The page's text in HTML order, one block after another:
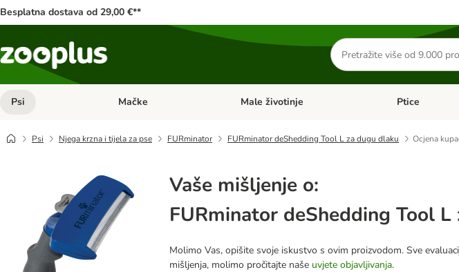
Besplatna dostava od 29,00 €**
Traži
proizvode
Psi Pregled kategorija: Psi
Mačke Pregled kategorija: Mačke
Male životinje Pregled
Ptice
Psi Njega krzna i tijela za pse FURminator FURminator deShedding Tool L za dugu dlaku Ocjena
Vaše mišljenje o:
FURminator deShedding Tool
Molimo Vas, opišite svoje iskustvo s ovim proizvodom. Sve
mišljenja, molimo pročitajte naše uvjete objavljivanja.